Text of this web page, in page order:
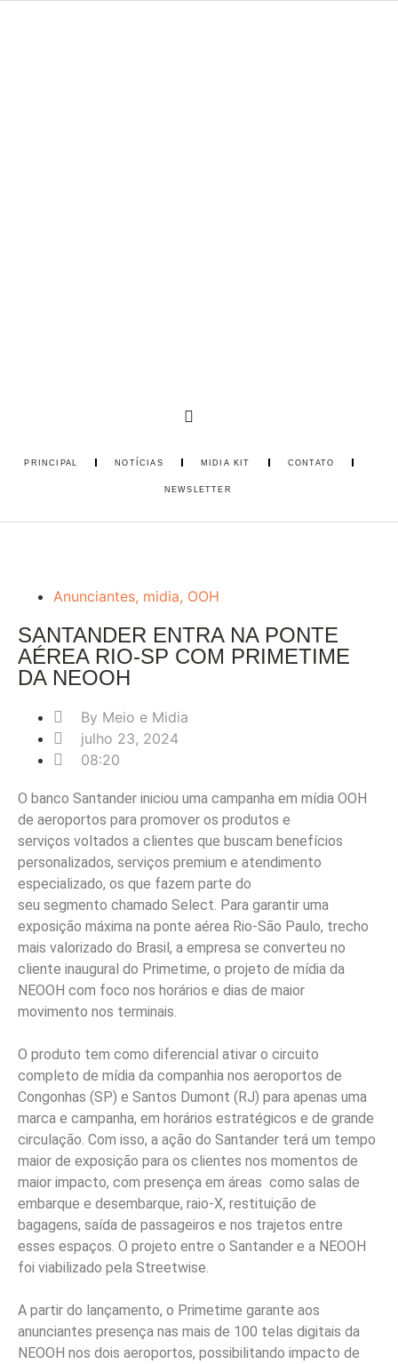
PRINCIPAL NOTÍCIAS MIDIA KIT CONTATO
NEWSLETTER
Anunciantes, midia, OOH
SANTANDER ENTRA NA PONTE
AÉREA RIO-SP COM PRIMETIME
DA NEOOH
By Meio e Midia
julho 23, 2024
08:20
O banco Santander iniciou uma campanha em mídia OOH
de aeroportos para promover os produtos e
serviços voltados a clientes que buscam benefícios
personalizados, serviços premium e atendimento
especializado, os que fazem parte do
seu segmento chamado Select. Para garantir uma
exposição máxima na ponte aérea Rio-São Paulo, trecho
mais valorizado do Brasil, a empresa se converteu no
cliente inaugural do Primetime, o projeto de mídia da
NEOOH com foco nos horários e dias de maior
movimento nos terminais.
O produto tem como diferencial ativar o circuito
completo de mídia da companhia nos aeroportos de
Congonhas (SP) e Santos Dumont (RJ) para apenas uma
marca e campanha, em horários estratégicos e de grande
circulação. Com isso, a ação do Santander terá um tempo
maior de exposição para os clientes nos momentos de
maior impacto, com presença em áreas como salas de
embarque e desembarque, raio-X, restituição de
bagagens, saída de passageiros e nos trajetos entre
esses espaços. O projeto entre o Santander e a NEOOH
foi viabilizado pela Streetwise.
A partir do lançamento, o Primetime garante aos
anunciantes presença nas mais de 100 telas digitais da
NEOOH nos dois aeroportos, possibilitando impacto de